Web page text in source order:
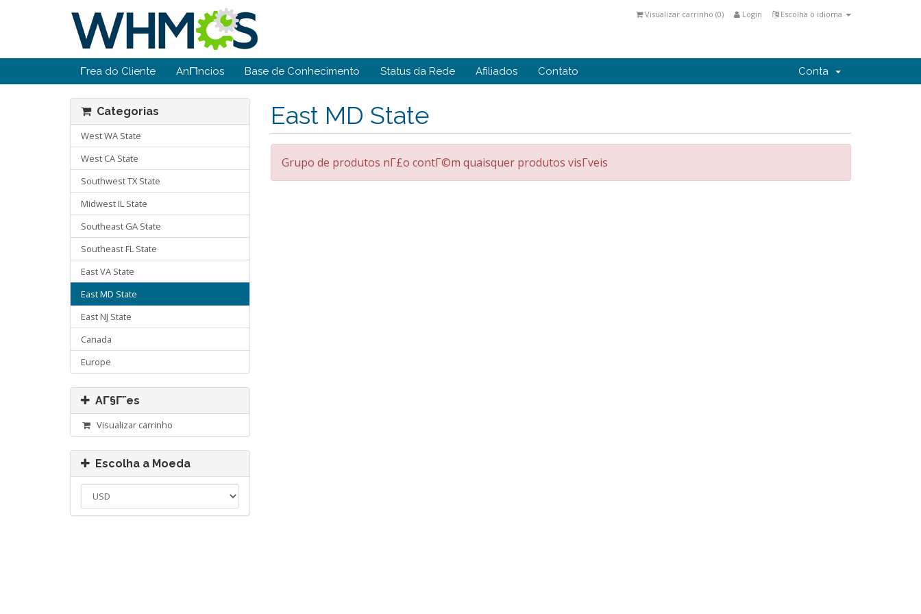
Escolha o idioma
Login
Visualizar carrinho (0)
Γrea do Cliente AnΓΊncios Base de Conhecimento Status da Rede Afiliados Contato Conta
East MD State
Grupo de produtos nΓ£o contΓ©m quaisquer produtos visΓ­veis
Categorias
West WA State
West CA State
Southwest TX State
Midwest IL State
Southeast GA State
Southeast FL State
East VA State
East MD State
East NJ State
Canada
Europe
AΓ§Γ΅es
Visualizar carrinho
Escolha a Moeda